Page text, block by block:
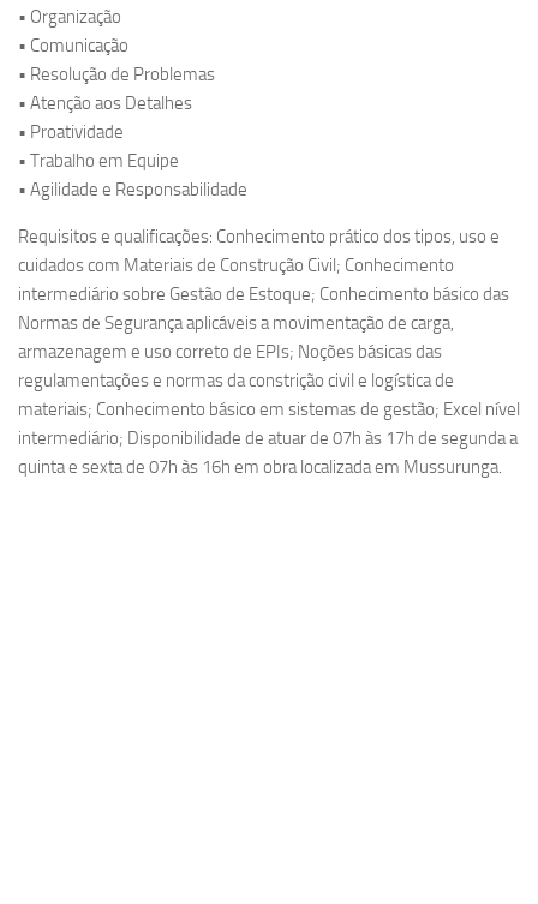
• Organização
• Comunicação
• Resolução de Problemas
• Atenção aos Detalhes
• Proatividade
• Trabalho em Equipe
• Agilidade e Responsabilidade
Requisitos e qualificações: Conhecimento prático dos tipos, uso e
cuidados com Materiais de Construção Civil; Conhecimento
intermediário sobre Gestão de Estoque; Conhecimento básico das
Normas de Segurança aplicáveis a movimentação de carga,
armazenagem e uso correto de EPIs; Noções básicas das
regulamentações e normas da constrição civil e logística de
materiais; Conhecimento básico em sistemas de gestão; Excel nível
intermediário; Disponibilidade de atuar de 07h às 17h de segunda a
quinta e sexta de 07h às 16h em obra localizada em Mussurunga.